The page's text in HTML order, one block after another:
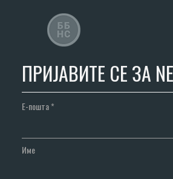
ПРИЈАВИТЕ СЕ ЗА
Е-пошта*
Име